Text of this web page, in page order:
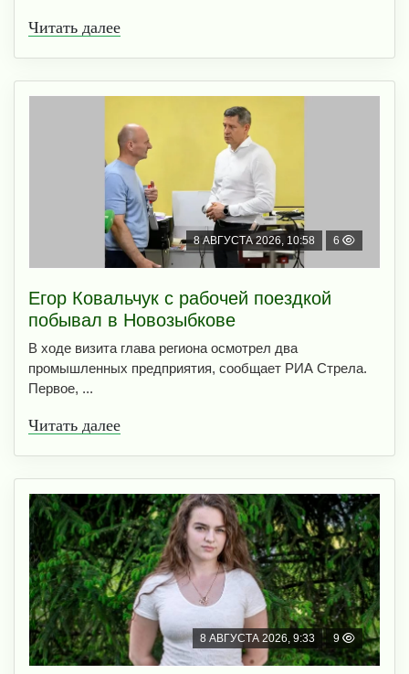
Читать далее
8 АВГУСТА 2026, 10:58 6
Егор Ковальчук с рабочей поездкой
побывал в Новозыбкове
В ходе визита глава региона осмотрел два
промышленных предприятия, сообщает РИА Стрела.
Первое, ...
Читать далее
8 АВГУСТА 2026, 9:33 9